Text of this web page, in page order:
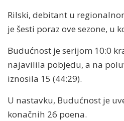
Rilski, debitant u
je šesti poraz ove sezone, u
Budućnost je serijom 10:0
najavilila pobjedu, a na
iznosila 15 (44:29).
U nastavku, Budućnost je
konačnih 26 poena.